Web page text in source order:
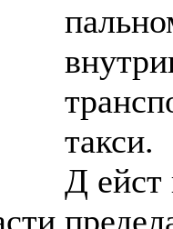
такси.
Д ейст